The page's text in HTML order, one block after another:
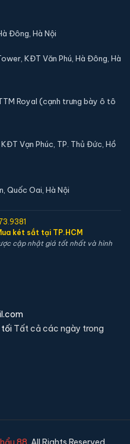
Đông, Hà Nội
KĐT Văn Phú, Hà Đông, Hà
Royal (cạnh trưng bày ô tô
KĐT Vạn Phúc, TP. Thủ Đức, Hồ
Quốc Oai, Hà Nội
két sắt tại TP.HCM
cập nhật giá tốt nhất và hình
Tất cả các ngày trong